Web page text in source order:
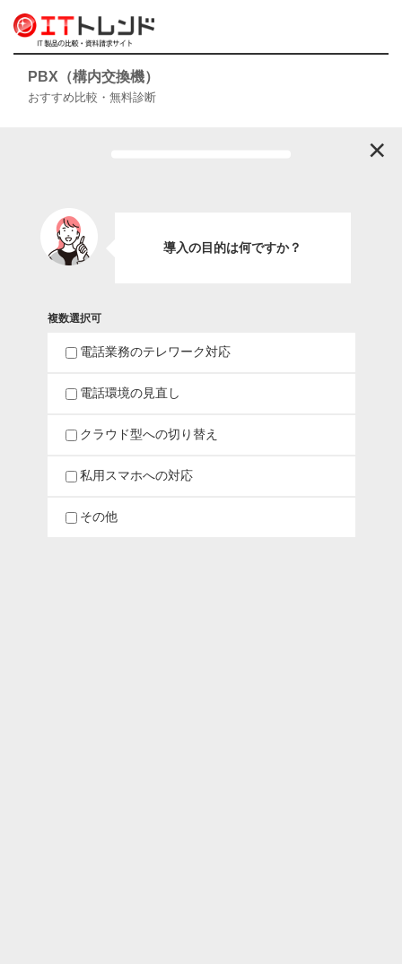
PBX（構内交換機）
おすすめ比較・無料診断
×
導入の目的は何ですか？
複数選択可
電話業務のテレワーク対応
電話環境の見直し
クラウド型への切り替え
私用スマホへの対応
その他